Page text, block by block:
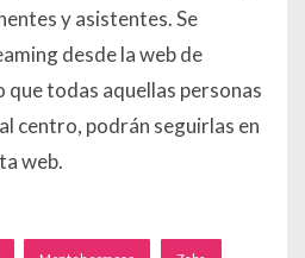
y asistentes. Se
desde la web de
todas aquellas personas
centro, podrán seguirlas en
web.